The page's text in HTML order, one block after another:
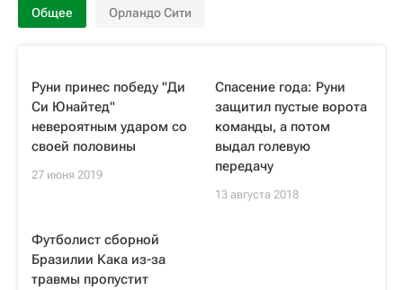
Общее Орландо Сити
Руни принес победу "Ди
Си Юнайтед"
невероятным ударом со
своей половины
27 июня 2019
Спасение года: Руни
защитил пустые ворота
команды, а потом
выдал голевую
передачу
13 августа 2018
Футболист сборной
Бразилии Кака из-за
травмы пропустит